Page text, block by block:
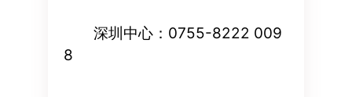
深圳中心：0755-8222 009
8